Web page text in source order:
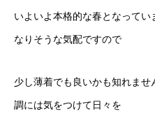
いよいよ本格的な春となって
なりそうな気配ですので
少し薄着でも良いかも知れま
調には気をつけて日々を